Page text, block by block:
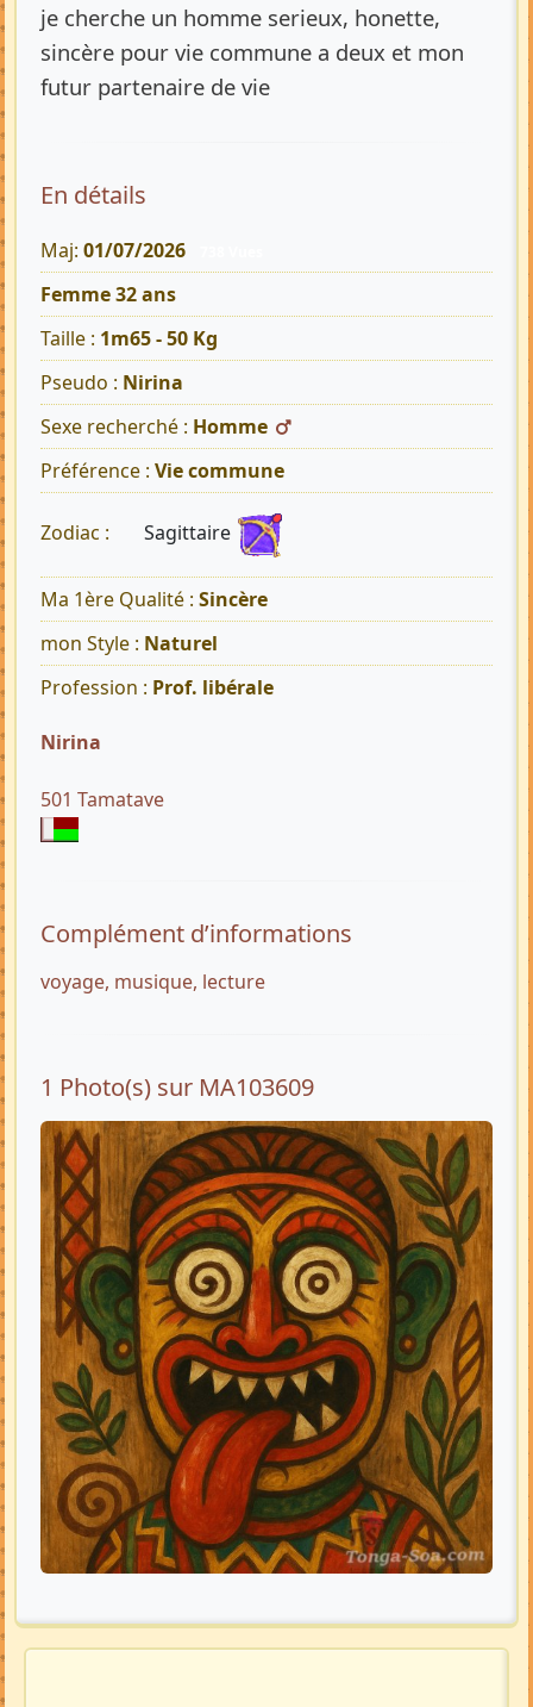
je cherche un homme serieux, honette,
sincère pour vie commune a deux et mon
futur partenaire de vie
En détails
Maj: 01/07/2026
Femme 32 ans
Taille : 1m65 - 50 Kg
Pseudo : Nirina
Sexe recherché : Homme
Préférence : Vie commune
Zodiac : Sagittaire
Ma 1ère Qualité : Sincère
mon Style : Naturel
Profession : Prof. libérale
Nirina
501 Tamatave
Complément d’informations
voyage, musique, lecture
1 Photo(s) sur MA103609